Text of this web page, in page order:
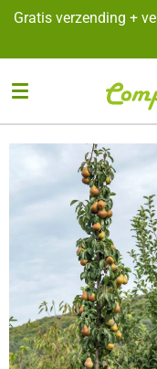
Ga
naar
de
Gratis verzending +